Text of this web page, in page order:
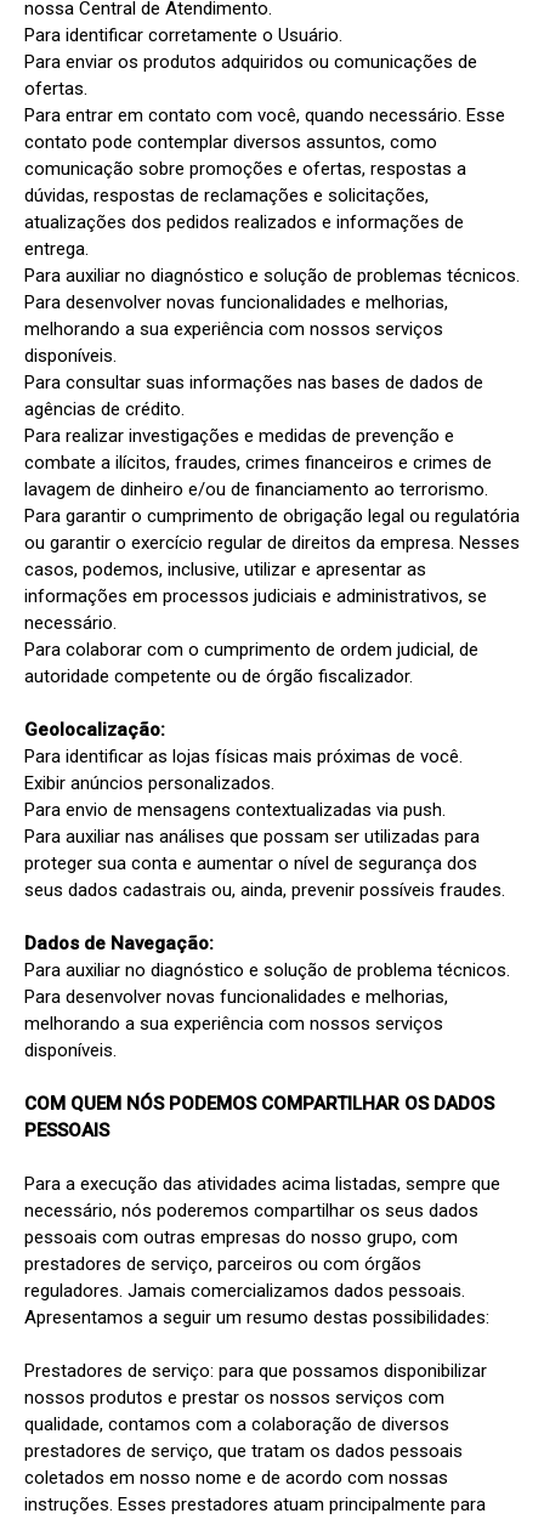
nossa Central de Atendimento.
Para identificar corretamente o Usuário.
Para enviar os produtos adquiridos ou comunicações de
ofertas.
Para entrar em contato com você, quando necessário. Esse
contato pode contemplar diversos assuntos, como
comunicação sobre promoções e ofertas, respostas a
dúvidas, respostas de reclamações e solicitações,
atualizações dos pedidos realizados e informações de
entrega.
Para auxiliar no diagnóstico e solução de problemas técnicos.
Para desenvolver novas funcionalidades e melhorias,
melhorando a sua experiência com nossos serviços
disponíveis.
Para consultar suas informações nas bases de dados de
agências de crédito.
Para realizar investigações e medidas de prevenção e
combate a ilícitos, fraudes, crimes financeiros e crimes de
lavagem de dinheiro e/ou de financiamento ao terrorismo.
Para garantir o cumprimento de obrigação legal ou regulatória
ou garantir o exercício regular de direitos da empresa. Nesses
casos, podemos, inclusive, utilizar e apresentar as
informações em processos judiciais e administrativos, se
necessário.
Para colaborar com o cumprimento de ordem judicial, de
autoridade competente ou de órgão fiscalizador.
Geolocalização:
Para identificar as lojas físicas mais próximas de você.
Exibir anúncios personalizados.
Para envio de mensagens contextualizadas via push.
Para auxiliar nas análises que possam ser utilizadas para
proteger sua conta e aumentar o nível de segurança dos
seus dados cadastrais ou, ainda, prevenir possíveis fraudes.
Dados de Navegação:
Para auxiliar no diagnóstico e solução de problema técnicos.
Para desenvolver novas funcionalidades e melhorias,
melhorando a sua experiência com nossos serviços
disponíveis.
COM QUEM NÓS PODEMOS COMPARTILHAR OS DADOS
PESSOAIS
Para a execução das atividades acima listadas, sempre que
necessário, nós poderemos compartilhar os seus dados
pessoais com outras empresas do nosso grupo, com
prestadores de serviço, parceiros ou com órgãos
reguladores. Jamais comercializamos dados pessoais.
Apresentamos a seguir um resumo destas possibilidades:
Prestadores de serviço: para que possamos disponibilizar
nossos produtos e prestar os nossos serviços com
qualidade, contamos com a colaboração de diversos
prestadores de serviço, que tratam os dados pessoais
coletados em nosso nome e de acordo com nossas
instruções. Esses prestadores atuam principalmente para